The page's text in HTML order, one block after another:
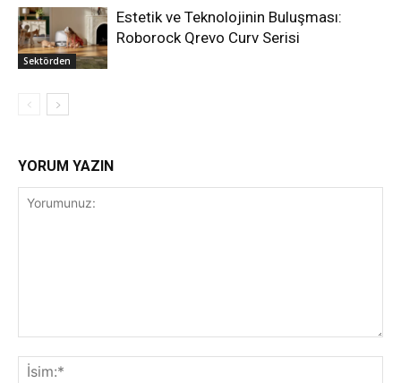
Sektörden
Estetik ve Teknolojinin Buluşması:
Roborock Qrevo Curv Serisi
YORUM YAZIN